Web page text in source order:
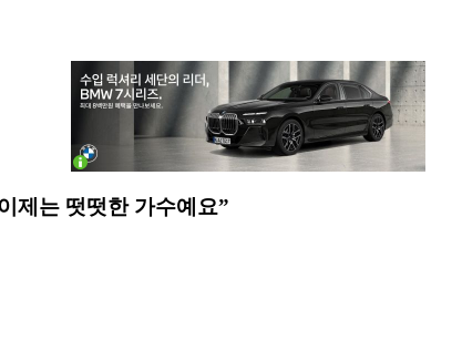
제는 떳떳한 가수예요”